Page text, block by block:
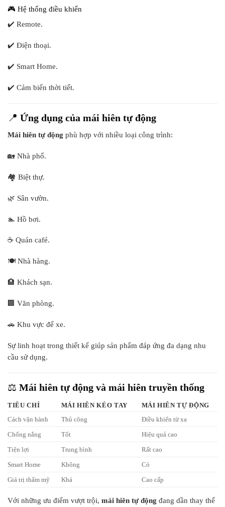
🎮 Hệ thống điều khiển
✔️ Remote.
✔️ Điện thoại.
✔️ Smart Home.
✔️ Cảm biến thời tiết.
📍 Ứng dụng của mái hiên tự động
Mái hiên tự động phù hợp với nhiều loại công trình:
🏡 Nhà phố.
🏘️ Biệt thự.
🌿 Sân vườn.
🏊 Hồ bơi.
☕ Quán café.
🍽️ Nhà hàng.
🏨 Khách sạn.
🏢 Văn phòng.
🚗 Khu vực để xe.
Sự linh hoạt trong thiết kế giúp sản phẩm đáp ứng đa dạng nhu
cầu sử dụng.
⚖️ Mái hiên tự động và mái hiên truyền thống
TIÊU CHÍ MÁI HIÊN KÉO TAY
MÁI HIÊN TỰ ĐỘNG
Cách vận hành
Thủ công
Điều khiển từ xa
Chống nắng
Tốt
Hiệu quả cao
Tiện lợi
Trung bình
Rất cao
Smart Home
Không
Có
Giá trị thẩm mỹ
Khá Cao cấp
Với những ưu điểm vượt trội, mái hiên tự động đang dần thay thế